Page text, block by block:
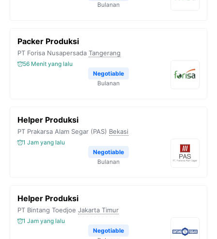
Bulanan
Packer Produksi
PT Forisa Nusapersada Tangerang
56 Menit yang lalu
Negotiable
Bulanan
Helper Produksi
PT Prakarsa Alam Segar (PAS) Bekasi
1 Jam yang lalu
Negotiable
Bulanan
Helper Produksi
PT Bintang Toedjoe Jakarta Timur
1 Jam yang lalu
Negotiable